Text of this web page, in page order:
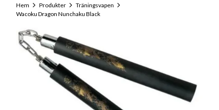
Hem Produkter
Träningsvapen
Wacoku Dragon Nunchaku Black